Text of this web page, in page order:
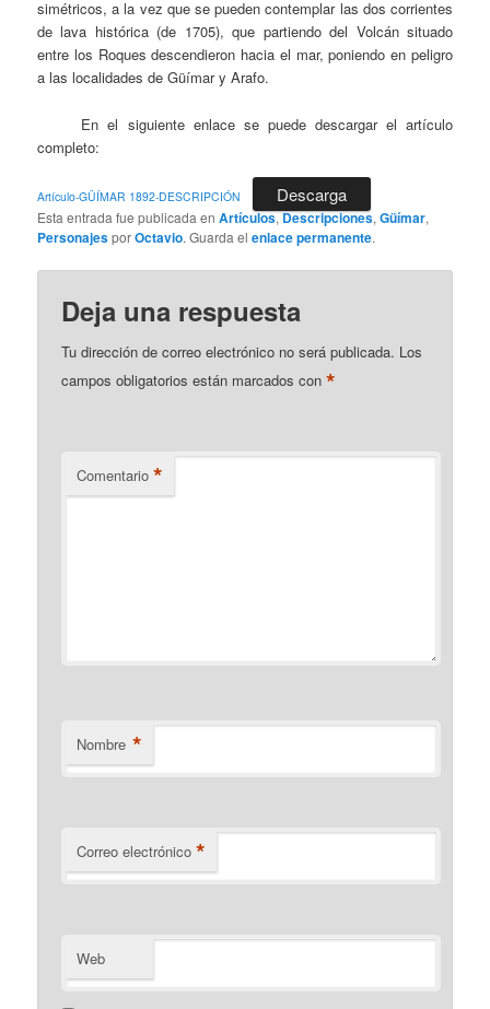
simétricos, a la vez que se pueden contemplar las dos corrientes
de lava histórica (de 1705), que partiendo del Volcán situado
entre los Roques descendieron hacia el mar, poniendo en peligro
a las localidades de Güímar y Arafo.
En el siguiente enlace se puede descargar el artículo
completo:
Artículo-GÜÍMAR 1892-DESCRIPCIÓN Descarga
Esta entrada fue publicada enArtículos,Descripciones,Güímar,
PersonajesporOctavio. Guarda elenlace permanente.
Deja una respuesta
Tu dirección de correo electrónico no será publicada. Los
campos obligatorios están marcados con*
Comentario *
Nombre *
Correo electrónico *
Web